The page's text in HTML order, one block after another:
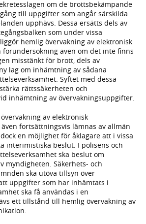
om de brottsbekämpande
till uppgifter som angår särskilda
upphävs. Dessa ersätts dels av
som under vissa
hemlig övervakning av elektronisk
förundersökning även om det inte finns
misstänkt för brott, dels av
lag om inhämtning av sådana
Syftet med dessa
rättssäkerheten och
inhämtning av övervakningsuppgifter.
av elektronisk
fortsättningsvis lämnas av allmän
en möjlighet för åklagare att i vissa
interimistiska beslut. I polisens och
ska beslut om
myndigheten. Säkerhets- och
ska utöva tillsyn över
uppgifter som har inhämtats i
ska få användas i en
ett tillstånd till hemlig övervakning av